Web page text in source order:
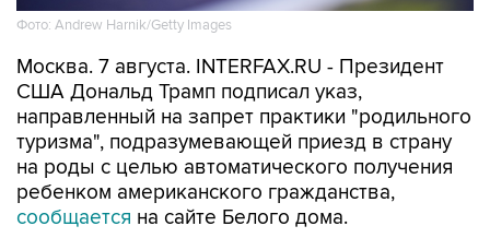
Фото: Andrew Harnik/Getty Images
Москва. 7 августа. INTERFAX.RU - Президент
США Дональд Трамп подписал указ,
направленный на запрет практики "родильного
туризма", подразумевающей приезд в страну
на роды с целью автоматического получения
ребенком американского гражданства,
сообщается на сайте Белого дома.